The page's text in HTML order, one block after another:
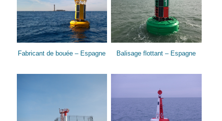
Fabricant de bouée – Espagne Balisage flottant – Espagne